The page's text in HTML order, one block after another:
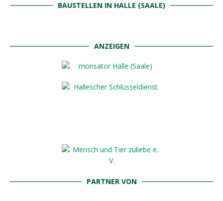
BAUSTELLEN IN HALLE (SAALE)
ANZEIGEN
PARTNER VON